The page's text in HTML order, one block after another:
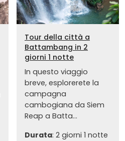
Tour della città a
Battambang in 2
giorni 1 notte
In questo viaggio
breve, esplorerete la
campagna
cambogiana da Siem
Reap a Batta...
Durata: 2 giorni 1 notte